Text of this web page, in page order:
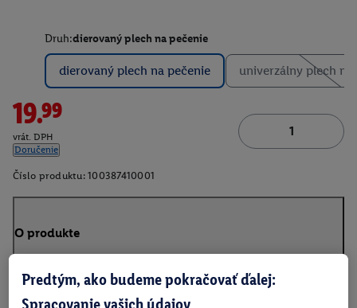
Druh:dierovaný plech na pečenie
dierovaný plech na pečenie univerzálny plech na
19.99
vrát. DPH
Doručenie
Číslo produktu: 100387410001
O produkte
Predtým, ako budeme pokračovať ďalej:
Spracovanie vašich údajov